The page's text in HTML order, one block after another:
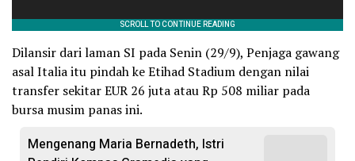
Dilansir dari laman SI pada Senin (29/9), Penjaga gawang
asal Italia itu pindah ke Etihad Stadium dengan nilai
transfer sekitar EUR 26 juta atau Rp 508 miliar pada
bursa musim panas ini.
Mengenang Maria Bernadeth, Istri